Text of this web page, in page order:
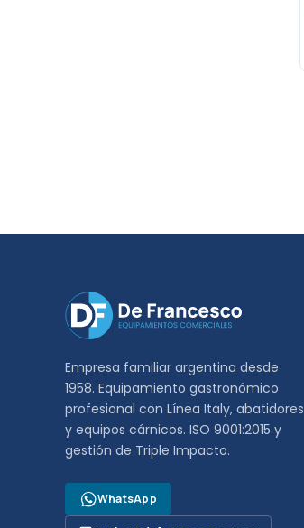
Empresa familiar argentina desde
1958. Equipamiento gastronómico
profesional con Línea Italy, abatidores
y equipos cárnicos. ISO 9001:2015 y
gestión de Triple Impacto.
WhatsApp